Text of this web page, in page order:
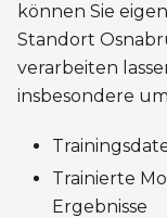
können Sie
Standort
verarbeiten
insbesondere
Trainierte
Ergebnisse